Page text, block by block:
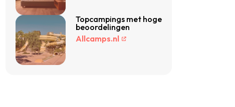
Topcampings met hoge
beoordelingen
Allcamps.nl